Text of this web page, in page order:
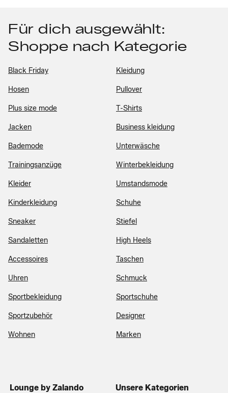
Für dich ausgewählt:
Shoppe nach Kategorie
Black Friday Kleidung
Hosen Pullover
Plus size mode T-Shirts
Jacken Business kleidung
Bademode Unterwäsche
Trainingsanzüge Winterbekleidung
Kleider Umstandsmode
Kinderkleidung Schuhe
Sneaker Stiefel
Sandaletten High Heels
Accessoires Taschen
Uhren Schmuck
Sportbekleidung Sportschuhe
Sportzubehör Designer
Wohnen Marken
Lounge by Zalando Unsere Kategorien